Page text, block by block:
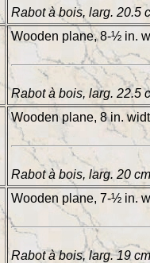
Rabot à bois, larg. 20.5
Wooden plane, 8-½ in.
Rabot à bois, larg. 22.5
Wooden plane, 8 in.
Rabot à bois, larg. 20 cm
Wooden plane, 7-½ in.
Rabot à bois, larg. 19 cm